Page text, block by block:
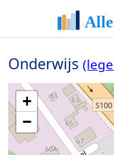
Onderwijs
+
−